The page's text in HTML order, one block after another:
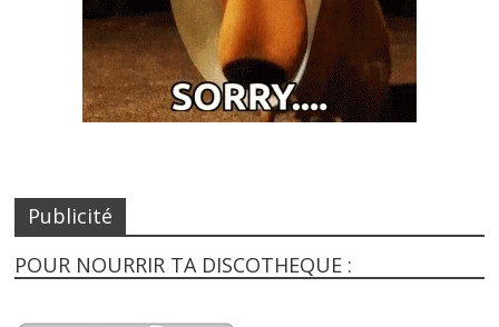
Publicité
POUR NOURRIR TA DISCOTHEQUE :